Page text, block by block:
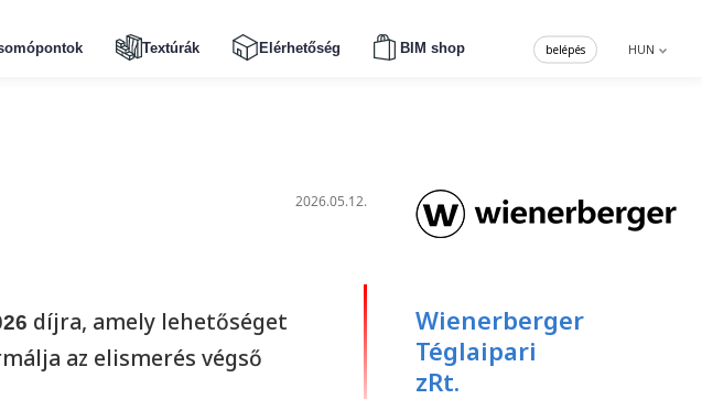
Textúrák Elérhetőség BIM shop HUN
belépés
2026.05.12.
díjra, amely lehetőséget
az elismerés végső
Wienerberger
Téglaipari
zRt.